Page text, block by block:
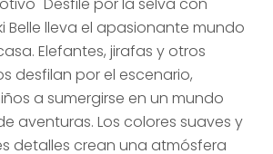
Belle lleva el apasionante mundo
Elefantes, jirafas y otros
desfilan por el escenario,
a sumergirse en un mundo
aventuras. Los colores suaves y
detalles crean una atmósfera